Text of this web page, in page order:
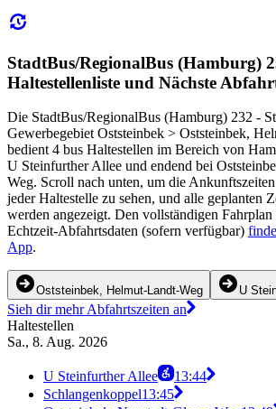
StadtBus/RegionalBus (Hamburg)
Haltestellenliste und Nächste
Die StadtBus/RegionalBus (Hamburg) 232 -
Gewerbegebiet Oststeinbek > Oststeinbek,
bedient 4 bus Haltestellen im Bereich von
U Steinfurther Allee und endend bei
Weg. Scroll nach unten, um die
jeder Haltestelle zu sehen, und alle geplanten
werden angezeigt. Den vollständigen
Echtzeit-Abfahrtsdaten (sofern verfügbar)
App.
Oststeinbek, Helmut-Landt-Weg U
Sieh dir mehr Abfahrtszeiten an
Haltestellen
Sa., 8. Aug. 2026
U Steinfurther Allee
13:44
Schlangenkoppel13:45